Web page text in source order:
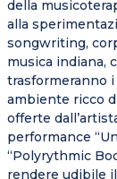
della
alla
songwriting,
musica indiana,
trasformeranno
ambiente ricco
offerte
performance
“Polyrythmic
rendere udibile